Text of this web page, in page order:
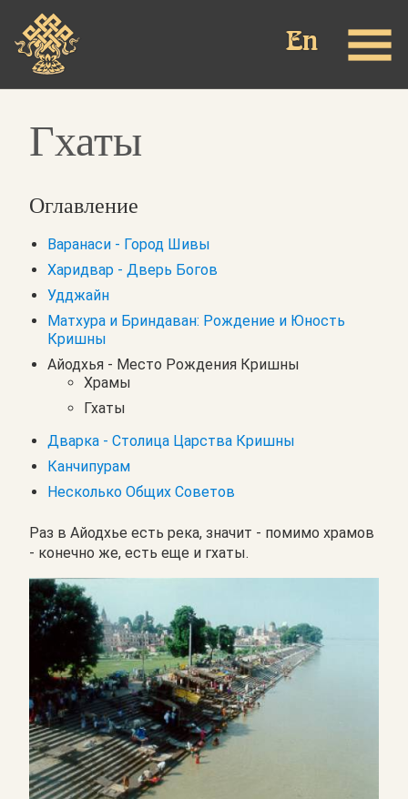
основному
содержанию
Гхаты
Оглавление
Варанаси - Город Шивы
Харидвар - Дверь Богов
Удджайн
Матхура и Бриндаван: Рождение и Юность
Кришны
Айодхья - Место Рождения Кришны
Храмы
Гхаты
Дварка - Столица Царства Кришны
Канчипурам
Несколько Общих Советов
Раз в Айодхье есть река, значит - помимо храмов
- конечно же, есть еще и гхаты.